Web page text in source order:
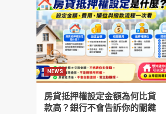
NEWS
房貸抵押權設定金額為何比貸
款高？銀行不會告訴你的關鍵